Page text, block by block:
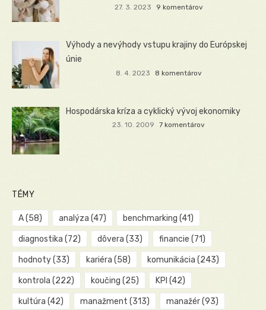
27. 3. 2023 9 komentárov
Výhody a nevýhody vstupu krajiny do Európskej
únie
8. 4. 2023 8 komentárov
Hospodárska kríza a cyklický vývoj ekonomiky
23. 10. 2009 7 komentárov
TÉMY
A(58) analýza (47) benchmarking (41)
diagnostika (72) dôvera (33) financie (71)
hodnoty(33) kariéra (58) komunikácia (243)
kontrola (222) koučing (25) KPI (42)
kultúra (42) manažment (313) manažér(93)